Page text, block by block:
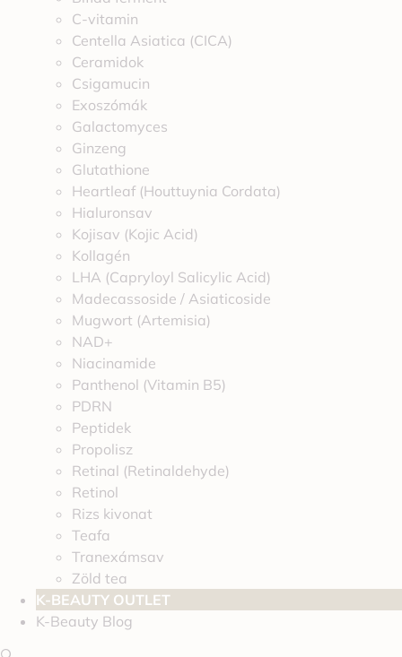
C-vitamin
Centella Asiatica (CICA)
Ceramidok
Csigamucin
Exoszómák
Galactomyces
Ginzeng
Glutathione
Heartleaf (Houttuynia Cordata)
Hialuronsav
Kojisav (Kojic Acid)
Kollagén
LHA (Capryloyl Salicylic Acid)
Madecassoside / Asiaticoside
Mugwort (Artemisia)
NAD+
Niacinamide
Panthenol (Vitamin B5)
PDRN
Peptidek
Propolisz
Retinal (Retinaldehyde)
Retinol
Rizs kivonat
Teafa
Tranexámsav
Zöld tea
K-BEAUTY OUTLET
K-Beauty Blog